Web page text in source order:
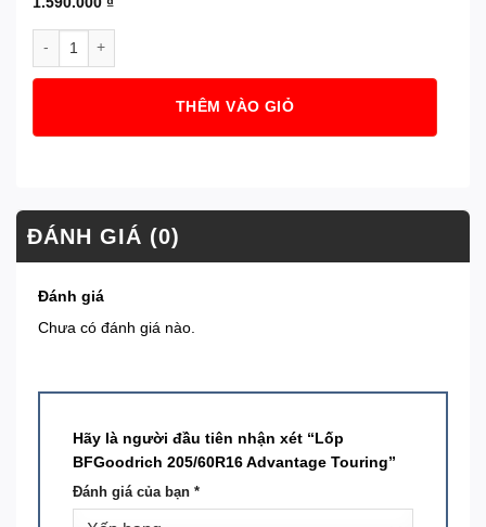
Lốp BFGoodrich 205/60R16 Advantage Touring số lượng
THÊM VÀO GIỎ
ĐÁNH GIÁ (0)
Đánh giá
Chưa có đánh giá nào.
Hãy là người đầu tiên nhận xét “Lốp
BFGoodrich 205/60R16 Advantage Touring”
Đánh giá của bạn *